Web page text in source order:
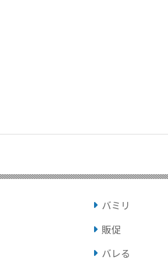
バミリ
販促
バレる